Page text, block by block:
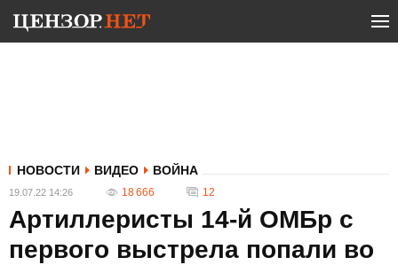
НОВОСТИ ВИДЕО ВОЙНА
19.07.22 14:26 18 666 12
Артиллеристы 14-й ОМБр с
первого выстрела попали во